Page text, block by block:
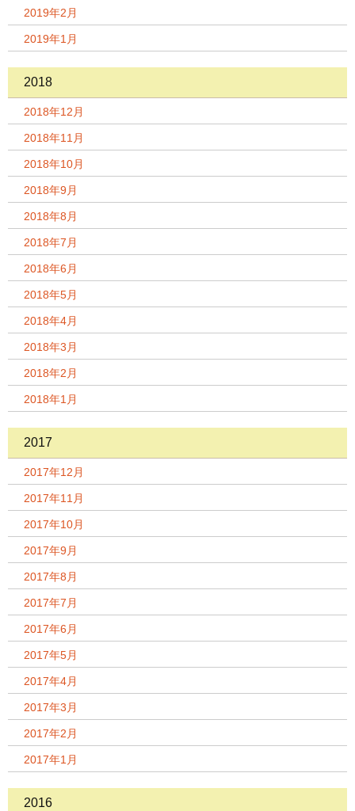
2019年2月
2019年1月
2018
2018年12月
2018年11月
2018年10月
2018年9月
2018年8月
2018年7月
2018年6月
2018年5月
2018年4月
2018年3月
2018年2月
2018年1月
2017
2017年12月
2017年11月
2017年10月
2017年9月
2017年8月
2017年7月
2017年6月
2017年5月
2017年4月
2017年3月
2017年2月
2017年1月
2016